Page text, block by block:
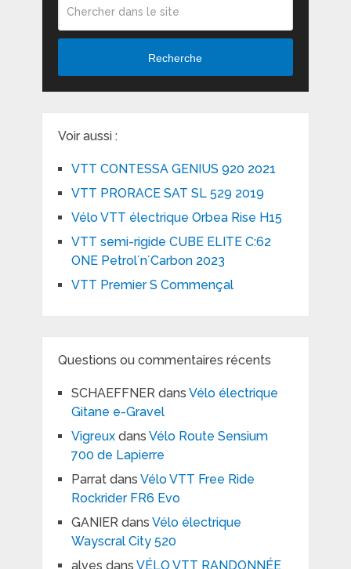
Recherche
Voir aussi :
VTT CONTESSA GENIUS 920 2021
VTT PRORACE SAT SL 529 2019
Vélo VTT électrique Orbea Rise H15
VTT semi-rigide CUBE ELITE C:62
ONE Petrol´n´Carbon 2023
VTT Premier S Commençal
Questions ou commentaires récents
SCHAEFFNERdans Vélo électrique
Gitane e-Gravel
Vigreuxdans Vélo Route Sensium
700 de Lapierre
Parratdans Vélo VTT Free Ride
Rockrider FR6 Evo
GANIERdans Vélo électrique
Wayscral City 520
alves dans VÉLO VTT RANDONNÉE